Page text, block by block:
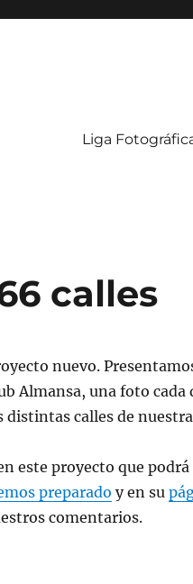
Liga
calles
nuevo.
Almansa, una foto cada
distintas calles de
este proyecto que podrá
preparado y en su
comentarios.